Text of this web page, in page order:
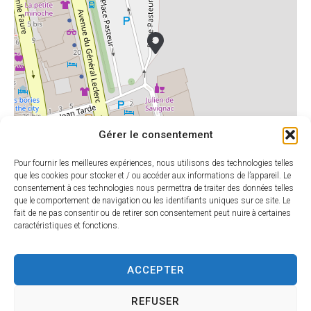
Gérer le consentement
Pour fournir les meilleures expériences, nous utilisons des technologies telles
que les cookies pour stocker et / ou accéder aux informations de l’appareil. Le
consentement à ces technologies nous permettra de traiter des données telles
que le comportement de navigation ou les identifiants uniques sur ce site. Le
fait de ne pas consentir ou de retirer son consentement peut nuire à certaines
caractéristiques et fonctions.
ACCEPTER
REFUSER
Leaflet|©OpenStreetMapcontributors
MAIRIE DE
SARLAT
D'OUVERTU